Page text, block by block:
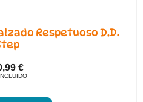
Respetuoso D.D.
€